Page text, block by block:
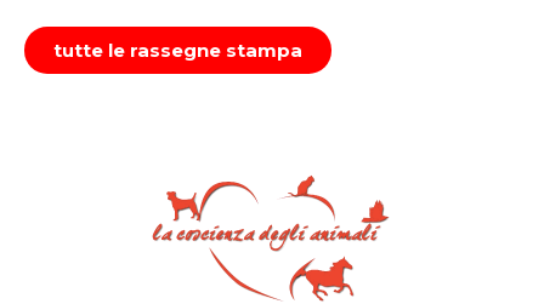
tutte le rassegne stampa